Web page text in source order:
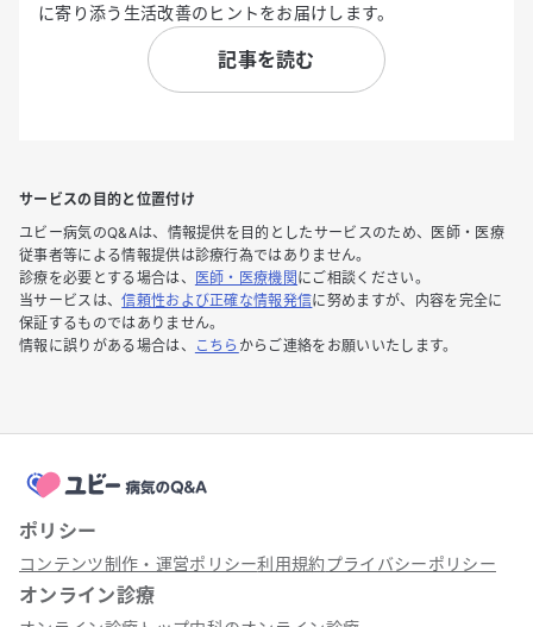
に寄り添う生活改善のヒントをお届けします。
記事を読む
サービスの目的と位置付け
ユビー病気のQ&Aは、情報提供を目的としたサービスのため、医師・医療
従事者等による情報提供は診療行為ではありません。
診療を必要とする場合は、
医師・医療機関 にご相談ください。
当サービスは、信頼性および正確な情報発信に努めますが、内容を完全に
保証するものではありません。
情報に誤りがある場合は、
こちら からご連絡をお願いいたします。
ポリシー
コンテンツ制作・運営ポリシー利用規約プライバシーポリシー
オンライン診療